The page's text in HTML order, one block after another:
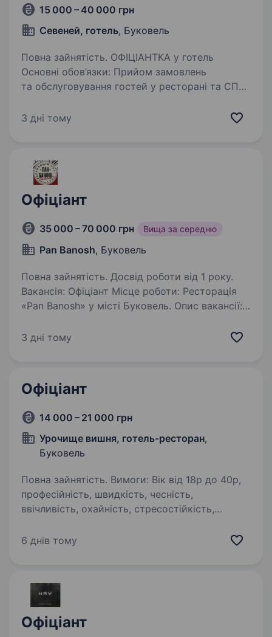
15 000 – 40 000 грн
Севеней, готель, Буковель
Повна зайнятість. ОФІЦІАНТКА у готель
Основні обов’язки: Прийом замовлень
та обслуговування гостей у ресторані та СПА-
алкоголь Проведення розрахунків Підтримка
3 дні тому
Офіціант
35 000 – 70 000 грн Вища за середню
Pan Banosh, Буковель
Повна зайнятість. Досвід роботи від 1 року.
Вакансія: Офіціант Місце роботи: Ресторація
«Pan Banosh» у місті Буковель. Опис вакансії:
та енергійних людей на посаду офіціанта
3 дні тому
Офіціант
14 000 – 21 000 грн
Урочище вишня, готель-ресторан,
Буковель
Повна зайнятість. Вимоги: Вік від 18р до 40р,
професійність, швидкість, чесність,
ввічливість, охайність, стресостійкість,
тиждні через 2, харчування проживання
6 днів тому
Офіціант